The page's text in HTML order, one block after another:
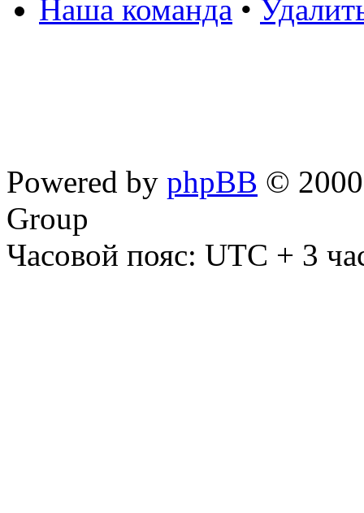
Наша команда •
Powered by phpBB ©
Group
Часовой пояс: UTC + 3